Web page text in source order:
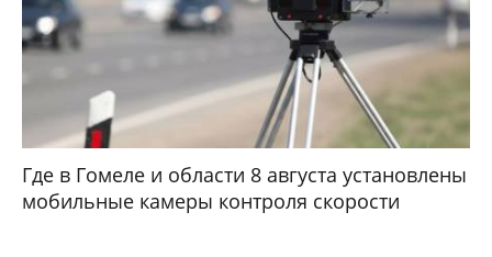
Где в Гомеле и области 8 августа установлены
мобильные камеры контроля скорости